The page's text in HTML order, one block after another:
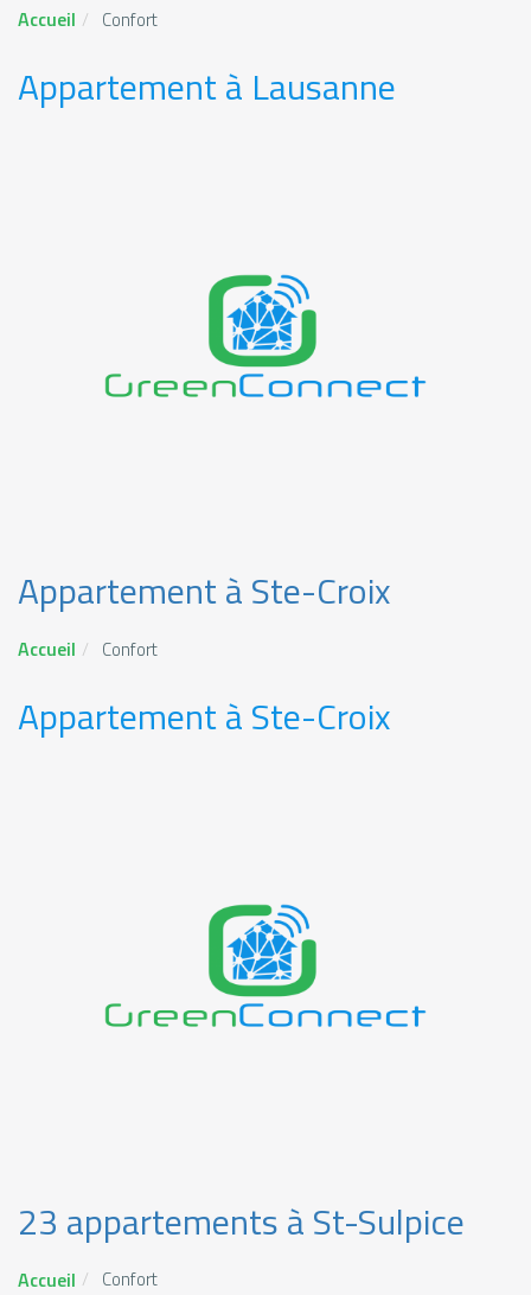
Accueil Confort
Appartement à Lausanne
Appartement à Ste-Croix
Accueil Confort
Appartement à Ste-Croix
23 appartements à St-Sulpice
Accueil Confort